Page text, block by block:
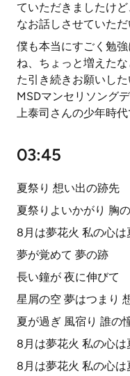
ていただきましたけ
なお話しさせていただ
僕も本当にすごく勉
ね、ちょっと増えた
た引き続きお願いし
MSDマンセリソング
上泰司さんの少年時代
03:45
夏祭り 想い出の跡先
夏祭りよいかがり 胸
8月は夢花火 私の心は
夢が覚めて 夢の跡
長い鐘が 夜に伸びて
星屑の空 夢はつまり
夏が過ぎ 風宿り 誰の
8月は夢花火 私の心は
8月は夢花火 私の心は